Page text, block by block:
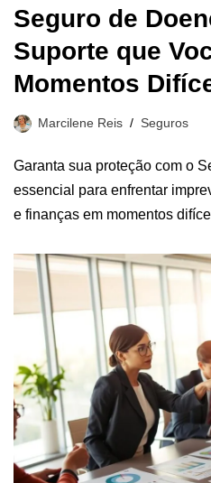
Seguro de
Suporte que
Momentos
Marcilene Reis Seguros
Garanta sua proteção com o
essencial para enfrentar
e finanças em momentos